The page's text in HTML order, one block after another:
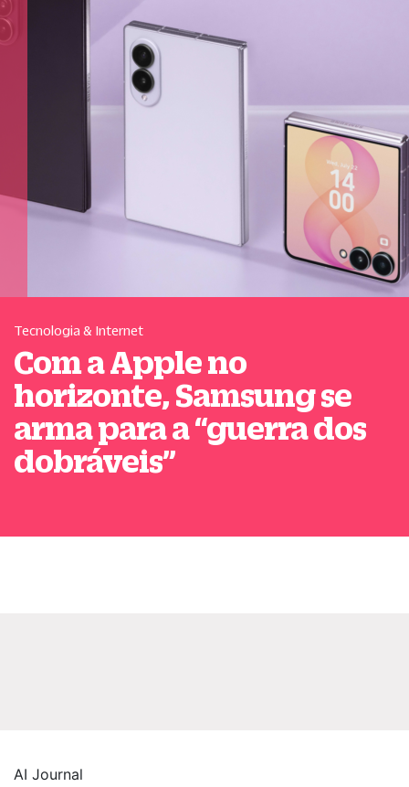
Tecnologia & Internet
Com a Apple no
horizonte, Samsung se
arma para a“guerra dos
dobráveis”
AI Journal